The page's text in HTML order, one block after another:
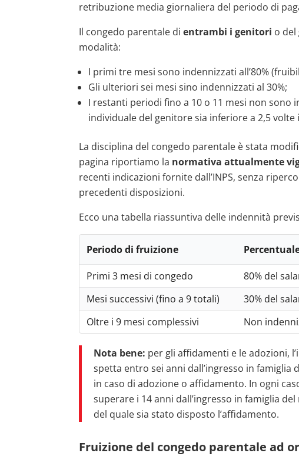
retribuzione media giornaliera del periodo di
Il congedo parentale dientrambi i genitori o del
modalità:
I primi tre mesi sono indennizzati all’80%
Gli ulteriori sei mesi sino indennizzati al 30%;
I restanti periodi fino a 10 o 11 mesi non sono
individuale del genitore sia inferiore a 2,5
La disciplina del congedo parentale è stata
pagina riportiamo la normativa attualmente
recenti indicazioni fornite dall’INPS, senza
precedenti disposizioni.
Ecco una tabella riassuntiva delle indennità
Periodo di fruizione
Primi 3 mesi di congedo 80% del
Mesi successivi (fino a 9 totali)
30% del
Oltre i 9 mesi complessivi
Non
Nota bene: per gli affidamenti e le adozioni,
spetta entro sei anni dall’ingresso in famiglia
in caso di adozione o affidamento. In ogni
superare i 14 anni dall’ingresso in famiglia
del quale sia stato disposto l’affidamento.
Fruizione del congedo parentale ad